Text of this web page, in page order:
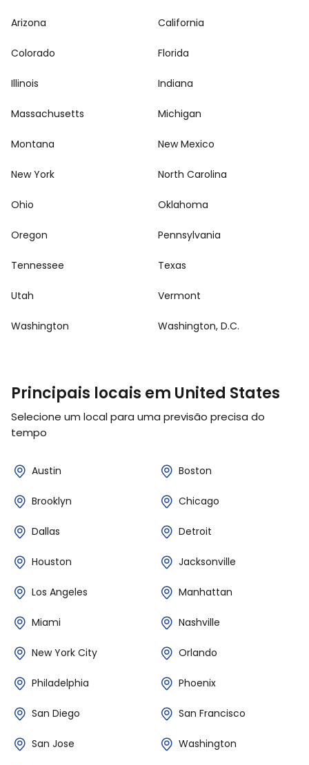
Arizona California
Colorado Florida
Illinois Indiana
Massachusetts Michigan
Montana New Mexico
New York North Carolina
Ohio Oklahoma
Oregon Pennsylvania
Tennessee Texas
Utah Vermont
Washington Washington, D.C.
Principais locais em United States
Selecione um local para uma previsão precisa do
tempo
Austin Boston
Brooklyn Chicago
Dallas Detroit
Houston Jacksonville
Los Angeles Manhattan
Miami Nashville
New York City Orlando
Philadelphia Phoenix
San Diego San Francisco
San Jose Washington